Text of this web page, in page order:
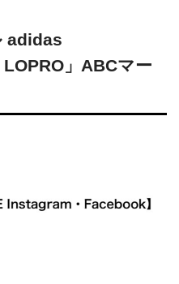
adidas
」ABCマー